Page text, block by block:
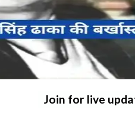
Join for live